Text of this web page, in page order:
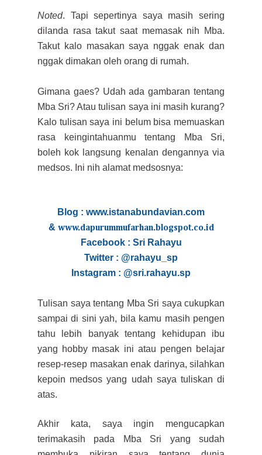
Noted. Tapi sepertinya saya masih sering
dilanda rasa takut saat memasak nih Mba.
Takut kalo masakan saya nggak enak dan
nggak dimakan oleh orang di rumah.
Gimana gaes? Udah ada gambaran tentang
Mba Sri? Atau tulisan saya ini masih kurang?
Kalo tulisan saya ini belum bisa memuaskan
rasa keingintahuanmu tentang Mba Sri,
boleh kok langsung kenalan dengannya via
medsos. Ini nih alamat medsosnya:
Blog : www.istanabundavian.com
& www.dapurummufarhan.blogspot.co.id
Facebook : Sri Rahayu
Twitter : @rahayu_sp
Instagram : @sri.rahayu.sp
Tulisan saya tentang Mba Sri saya cukupkan
sampai di sini yah, bila kamu masih pengen
tahu lebih banyak tentang kehidupan ibu
yang hobby masak ini atau pengen belajar
resep-resep masakan enak darinya, silahkan
kepoin medsos yang udah saya tuliskan di
atas.
Akhir kata, saya ingin mengucapkan
terimakasih pada Mba Sri yang sudah